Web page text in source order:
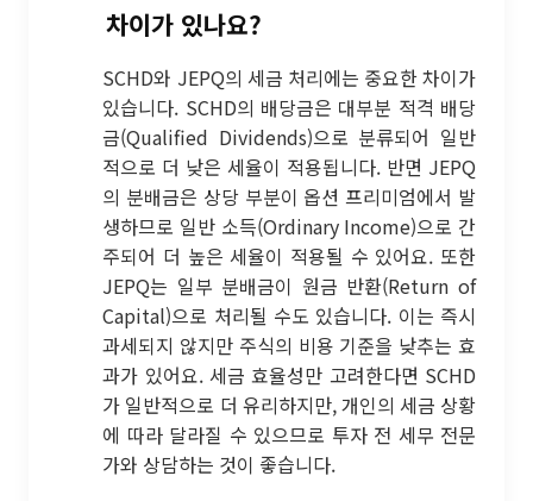
차이가 있나요?
SCHD와 JEPQ의 세금 처리에는 중요한 차이가
있습니다. SCHD의 배당금은 대부분 적격 배당
금(Qualified Dividends)으로 분류되어 일반
적으로 더 낮은 세율이 적용됩니다. 반면 JEPQ
의 분배금은 상당 부분이 옵션 프리미엄에서 발
생하므로 일반 소득(Ordinary Income)으로 간
주되어 더 높은 세율이 적용될 수 있어요. 또한
JEPQ는 일부 분배금이 원금 반환(Return of
Capital)으로 처리될 수도 있습니다. 이는 즉시
과세되지 않지만 주식의 비용 기준을 낮추는 효
과가 있어요. 세금 효율성만 고려한다면 SCHD
가 일반적으로 더 유리하지만, 개인의 세금 상황
에 따라 달라질 수 있으므로 투자 전 세무 전문
가와 상담하는 것이 좋습니다.